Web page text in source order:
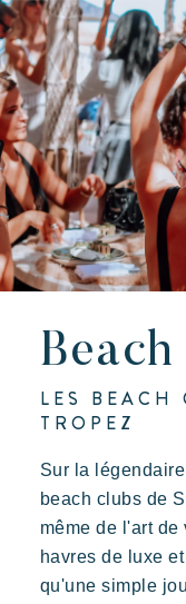
LES BEACH
TROPEZ
Sur la
beach clubs de
même de l'art de
havres de luxe
qu'une simple